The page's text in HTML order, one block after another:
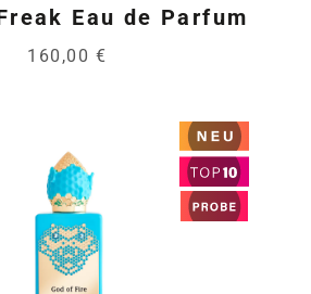
Eau de Parfum
160,00 €